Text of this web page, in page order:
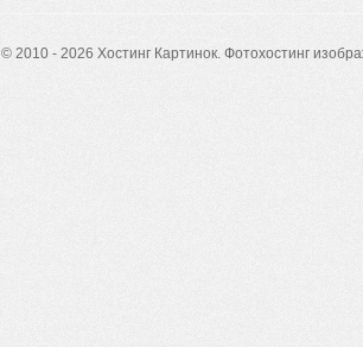
© 2010 - 2026 Хостинг Картинок. Фотохостинг